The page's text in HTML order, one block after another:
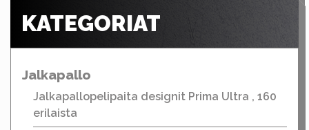
KATEGORIAT
Jalkapallo
Jalkapallopelipaita designit Prima Ultra , 160
erilaista